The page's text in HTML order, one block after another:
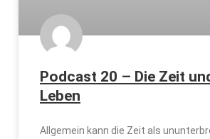
Podcast 20 – Die Zeit
Leben
Allgemein kann die Zeit als